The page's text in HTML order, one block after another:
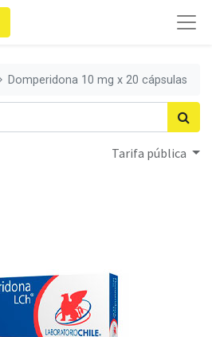
Domperidona 10 mg x 20 cápsulas
Tarifa pública